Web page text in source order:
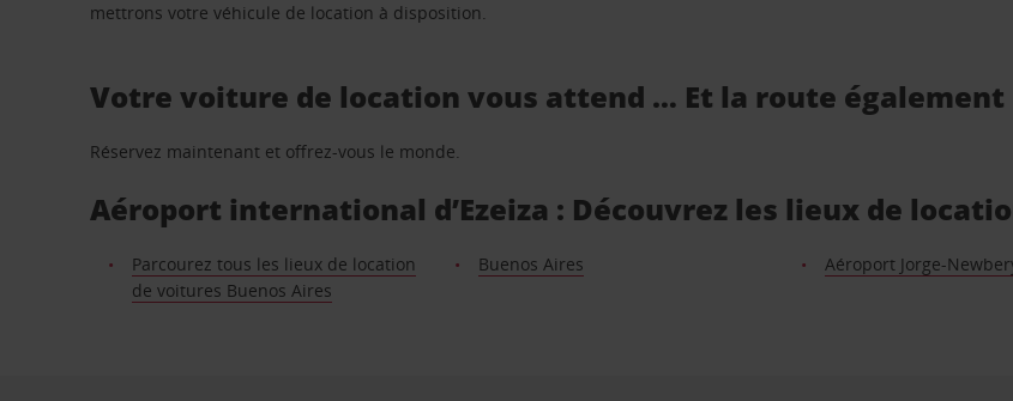
mettrons votre véhicule de location à disposition.
Votre voiture de location vous attend … Et la route également
Réservez maintenant et offrez-vous le monde.
Aéroport international d’Ezeiza : Découvrez les lieux de
Parcourez tous les lieux de location
de voitures Buenos Aires
Buenos Aires Aéroport Jorge-